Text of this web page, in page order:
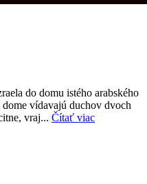
do domu istého arabského
vídavajú duchov dvoch
vraj... Čítať viac